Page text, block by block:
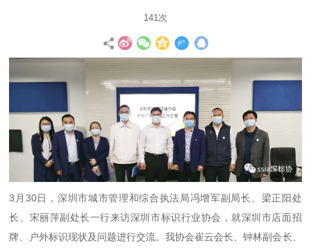
141次
3月30日，深圳市城市管理和综合执法局冯增军副局长、梁正阳处
长、宋丽萍副处长一行来访深圳市标识行业协会，就深圳市店面招
牌、户外标识现状及问题进行交流。我协会崔云会长、钟林副会长、